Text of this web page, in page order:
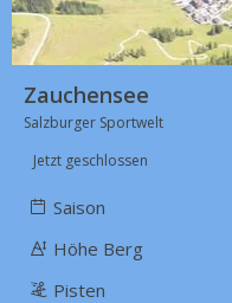
Zauchensee
Salzburger Sportwelt
Jetzt geschlossen
Saison
Höhe Berg
Pisten